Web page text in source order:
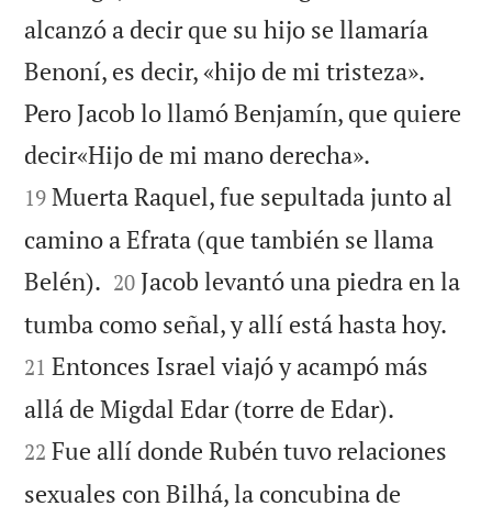
alcanzó a decir que su hijo se llamaría
Benoní, es decir, «hijo de mi tristeza».
Pero Jacob lo llamó Benjamín, que quiere
decir«Hijo de mi mano derecha».
19 Muerta Raquel, fue sepultada junto al
camino a Efrata (que también se llama
Belén). 

20 Jacob levantó una piedra en la
tumba como señal, y allí está hasta hoy.
21 Entonces Israel viajó y acampó más
allá de Migdal Edar (torre de Edar).
22 Fue allí donde Rubén tuvo relaciones
sexuales con Bilhá, la concubina de